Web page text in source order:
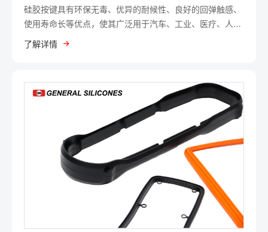
硅胶按键具有环保无毒、优异的耐候性、良好的回弹触感、
使用寿命长等优点，使其广泛用于汽车、工业、医疗、人机
介面等应用。
凭藉着通用集团超过50年硅橡胶製品的丰富经验，吴江通用
成型、液态射出成型、挤出成型，以及表面处理，含喷涂、
印刷、雷雕、点胶等，能依据客户的需求，与客户共同合作
了解详情